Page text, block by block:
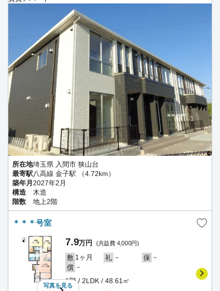
所在地埼玉県 入間市 狭山台
最寄駅八高線 金子駅 （4.72km）
築年月 2027年2月
構造
木造
階数
地上2階
＊＊＊号室
写真を見る
7.9万円 (共益費 4,000円)
敷 1ヶ月 礼 － 保 －
償 －
1階 / 2LDK / 48.61㎡